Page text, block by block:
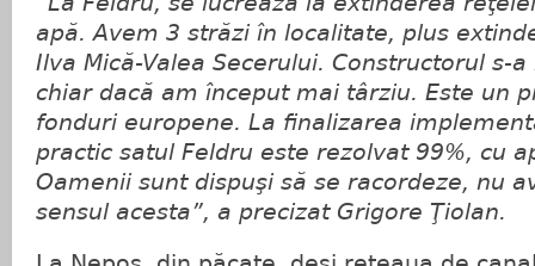
apă. Avem 3 străzi în localitate, plus
Ilva Mică-Valea Secerului. Constructorul s-
chiar dacă am început mai târziu. Este un
fonduri europene. La finalizarea
practic satul Feldru este rezolvat 99%, cu
Oamenii sunt dispuşi să se racordeze, nu
sensul acesta”, a precizat Grigore Ţiolan.